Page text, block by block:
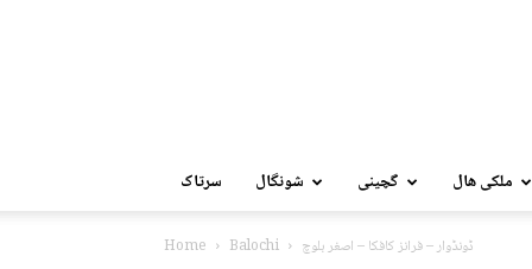
سرتاک شونگال گچینی ملکی ھال
Home Balochi ڈونڈوار – فرانز کافکا – اصغر بلوچ